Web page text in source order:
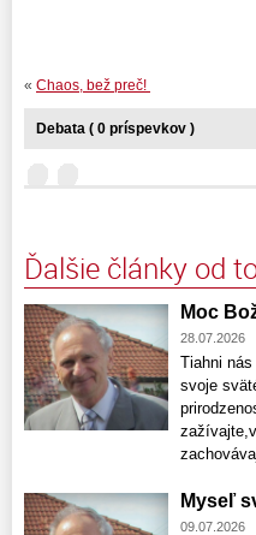
« Chaos, bež preč!
Debata ( 0 príspevkov )
Ďalšie články od
Moc
28.07.2026
Tiahni
svoje
Myseľ
09.07.2026